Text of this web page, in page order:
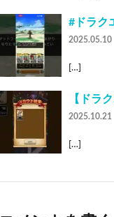
#ドラク
2025.05.10
[…]
【ドラ
2025.10.21
[…]